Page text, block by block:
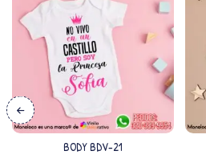
BODY BDV-21